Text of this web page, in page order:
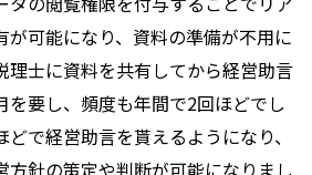
が可能になり、資料の準備が不用に
理士に資料を共有してから経営助言
を要し、頻度も年間で2回ほどでし
で経営助言を貰えるようになり、
方針の策定や判断が可能になりまし